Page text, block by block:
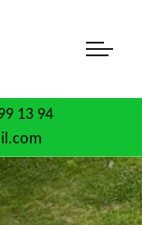
13 94